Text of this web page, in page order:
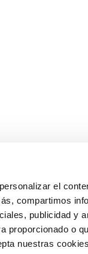
el
compartimos
publicidad y
proporcionado o
nuestras